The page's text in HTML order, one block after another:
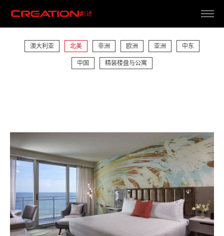
澳大利亚 北美 非洲 欧洲 亚洲 中东
中国 精装楼盘与公寓